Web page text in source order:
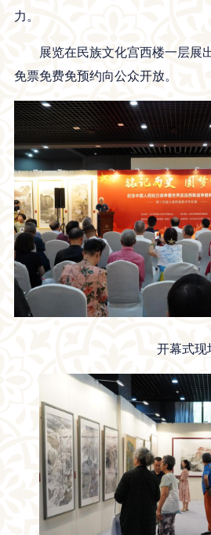
力。
展览在民族文化宫西楼一层展
免票免费免预约向公众开放。
开幕式现